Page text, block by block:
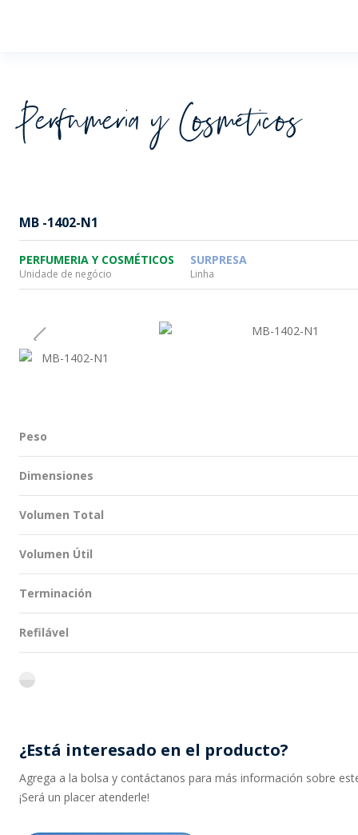
Perfumeria y Cosméticos
MB -1402-N1
PERFUMERIA Y COSMÉTICOS
Unidade de negócio
SURPRESA
Linha
Peso
Dimensiones
Volumen Total
Volumen Útil
Terminación
Refilável
flint
¿Está interesado en el producto?
Agrega a la bolsa y contáctanos para más información sobre
¡Será un placer atenderle!